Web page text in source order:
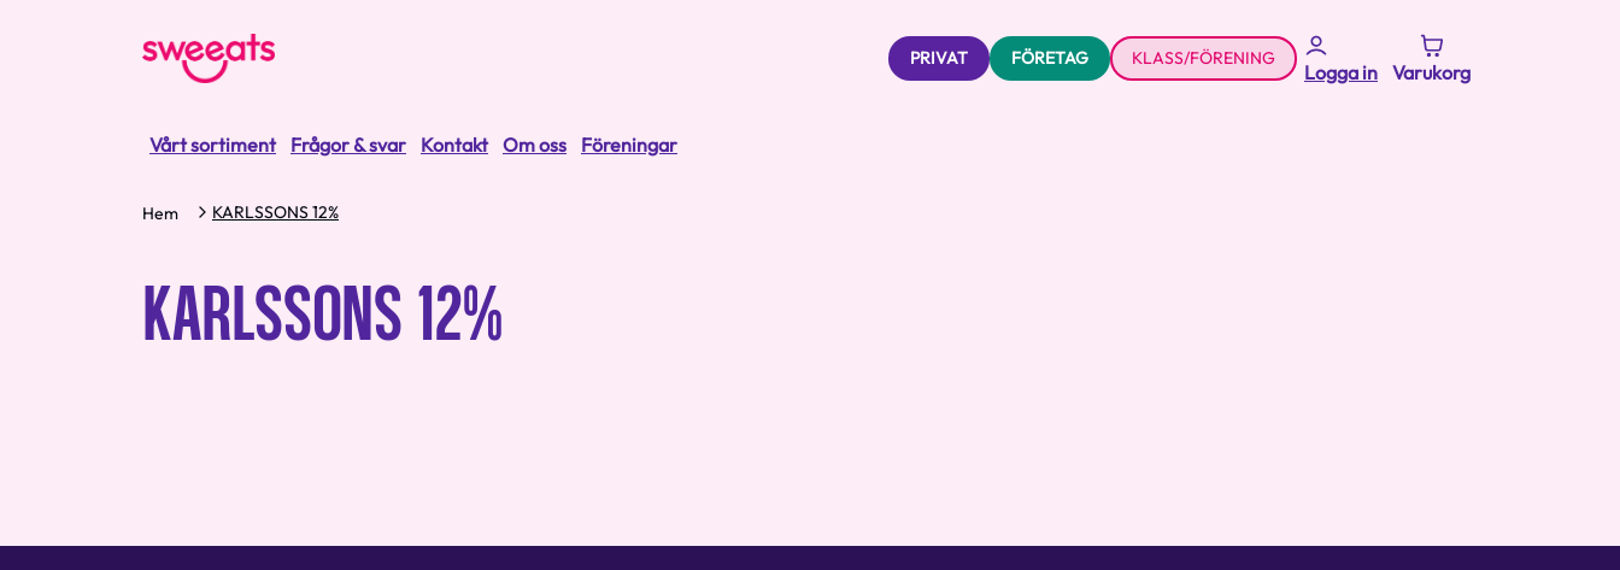
PRIVAT FÖRETAG KLASS/FÖRENING
Logga in Varukorg
Vårt sortiment Frågor & svar Kontakt Om oss Föreningar
Hem KARLSSONS 12%
KARLSSONS 12%